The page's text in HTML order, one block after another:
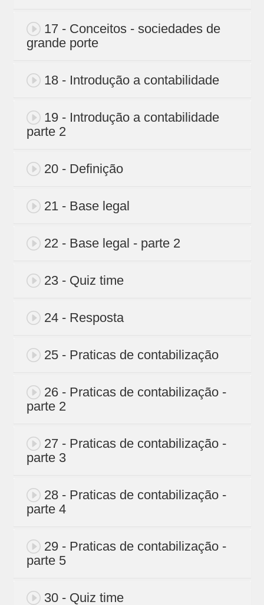
17 - Conceitos - sociedades de
grande porte
18 - Introdução a contabilidade
19 - Introdução a contabilidade
parte 2
20 - Definição
21 - Base legal
22 - Base legal - parte 2
23 - Quiz time
24 - Resposta
25 - Praticas de contabilização
26 - Praticas de contabilização -
parte 2
27 - Praticas de contabilização -
parte 3
28 - Praticas de contabilização -
parte 4
29 - Praticas de contabilização -
parte 5
30 - Quiz time